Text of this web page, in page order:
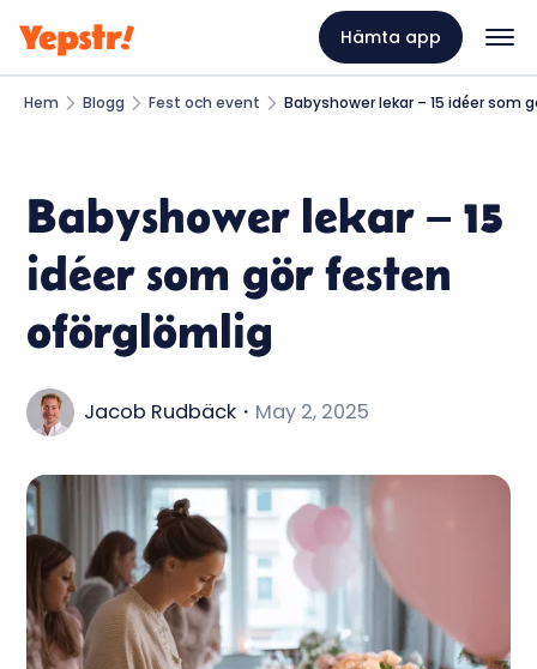
Hämta app
Hem Blogg Fest och event Babyshower lekar – 15 idéer som
Babyshower lekar – 15
idéer som gör festen
oförglömlig
Jacob Rudbäck ・ May 2, 2025